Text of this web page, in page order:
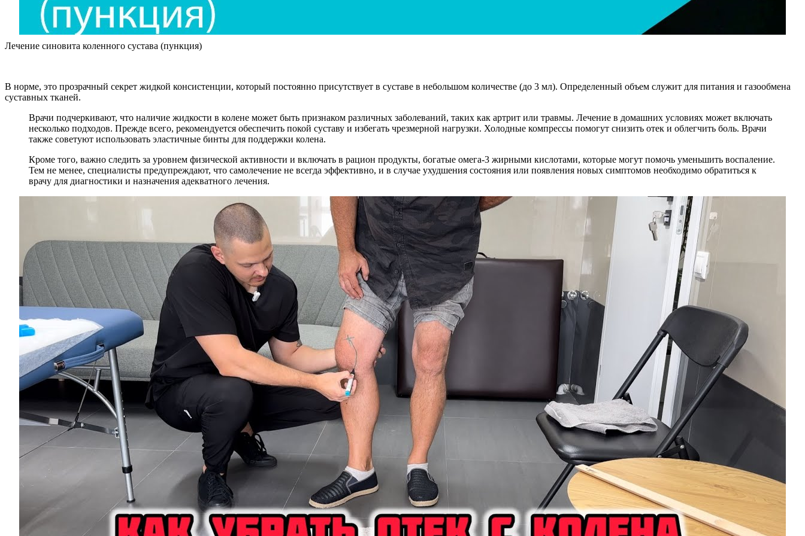
Лечение синовита коленного сустава (пункция)
В норме, это прозрачный секрет жидкой консистенции, который постоянно присутствует в суставе в небольшом количестве (до 3 мл). Определенный объем служит для питания и газообмена
суставных тканей.
Врачи подчеркивают, что наличие жидкости в колене может быть признаком различных заболеваний, таких как артрит или травмы. Лечение в домашних условиях может включать
несколько подходов. Прежде всего, рекомендуется обеспечить покой суставу и избегать чрезмерной нагрузки. Холодные компрессы помогут снизить отек и облегчить боль. Врачи
также советуют использовать эластичные бинты для поддержки колена.
Кроме того, важно следить за уровнем физической активности и включать в рацион продукты, богатые омега-3 жирными кислотами, которые могут помочь уменьшить воспаление.
Тем не менее, специалисты предупреждают, что самолечение не всегда эффективно, и в случае ухудшения состояния или появления новых симптомов необходимо обратиться к
врачу для диагностики и назначения адекватного лечения.